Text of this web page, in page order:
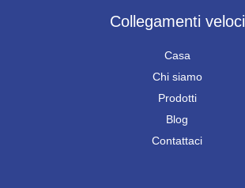
Collegamenti veloci
Casa
Chi siamo
Prodotti
Blog
Contattaci